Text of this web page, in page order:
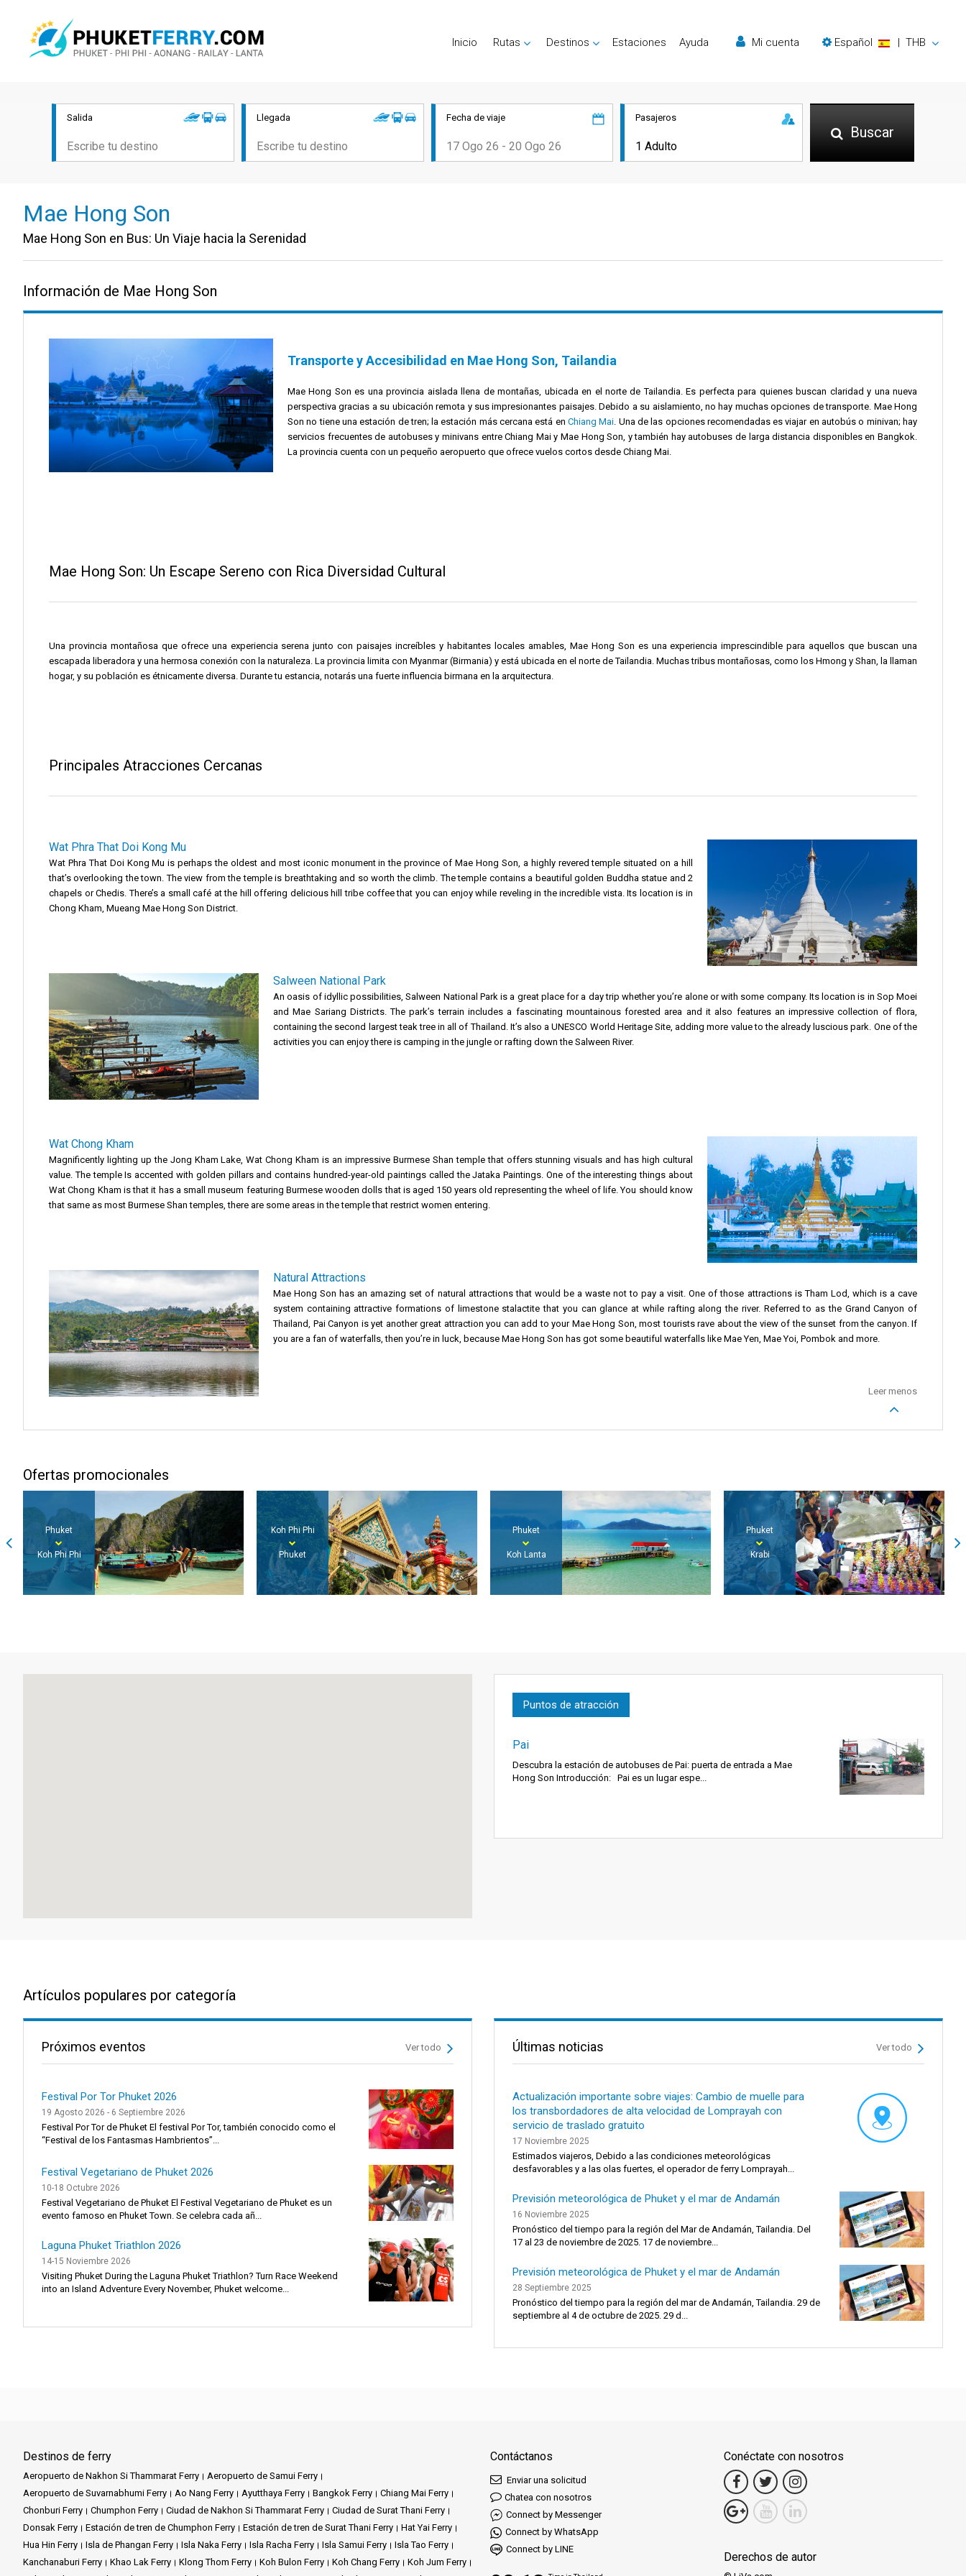
Inicio Rutas Destinos Estaciones Ayuda Mi cuenta Español | THB
Salida Llegada Fecha de viaje Pasajeros
Buscar
Mae Hong Son
Mae Hong Son en Bus: Un Viaje hacia la Serenidad
Información de Mae Hong Son
Transporte y Accesibilidad en Mae Hong Son, Tailandia
Mae Hong Son es una provincia aislada llena de montañas, ubicada en el norte de Tailandia. Es perfecta para quienes buscan claridad y una nueva
perspectiva gracias a su ubicación remota y sus impresionantes paisajes. Debido a su aislamiento, no hay muchas opciones de transporte. Mae Hong
Son no tiene una estación de tren; la estación más cercana está en Chiang Mai. Una de las opciones recomendadas es viajar en autobús o minivan; hay
servicios frecuentes de autobuses y minivans entre Chiang Mai y Mae Hong Son, y también hay autobuses de larga distancia disponibles en Bangkok.
La provincia cuenta con un pequeño aeropuerto que ofrece vuelos cortos desde Chiang Mai.
Mae Hong Son: Un Escape Sereno con Rica Diversidad Cultural
Una provincia montañosa que ofrece una experiencia serena junto con paisajes increíbles y habitantes locales amables, Mae Hong Son es una experiencia imprescindible para aquellos que buscan una
escapada liberadora y una hermosa conexión con la naturaleza. La provincia limita con Myanmar (Birmania) y está ubicada en el norte de Tailandia. Muchas tribus montañosas, como los Hmong y Shan, la llaman
hogar, y su población es étnicamente diversa. Durante tu estancia, notarás una fuerte influencia birmana en la arquitectura.
Principales Atracciones Cercanas
Wat Phra That Doi Kong Mu
Wat Phra That Doi Kong Mu is perhaps the oldest and most iconic monument in the province of Mae Hong Son, a highly revered temple situated on a hill
that’s overlooking the town. The view from the temple is breathtaking and so worth the climb. The temple contains a beautiful golden Buddha statue and 2
chapels or Chedis. There’s a small café at the hill offering delicious hill tribe coffee that you can enjoy while reveling in the incredible vista. Its location is in
Chong Kham, Mueang Mae Hong Son District.
Salween National Park
An oasis of idyllic possibilities, Salween National Park is a great place for a day trip whether you’re alone or with some company. Its location is in Sop Moei
and Mae Sariang Districts. The park’s terrain includes a fascinating mountainous forested area and it also features an impressive collection of flora,
containing the second largest teak tree in all of Thailand. It’s also a UNESCO World Heritage Site, adding more value to the already luscious park. One of the
activities you can enjoy there is camping in the jungle or rafting down the Salween River.
Wat Chong Kham
Magnificently lighting up the Jong Kham Lake, Wat Chong Kham is an impressive Burmese Shan temple that offers stunning visuals and has high cultural
value. The temple Is accented with golden pillars and contains hundred-year-old paintings called the Jataka Paintings. One of the interesting things about
Wat Chong Kham is that it has a small museum featuring Burmese wooden dolls that is aged 150 years old representing the wheel of life. You should know
that same as most Burmese Shan temples, there are some areas in the temple that restrict women entering.
Natural Attractions
Mae Hong Son has an amazing set of natural attractions that would be a waste not to pay a visit. One of those attractions is Tham Lod, which is a cave
system containing attractive formations of limestone stalactite that you can glance at while rafting along the river. Referred to as the Grand Canyon of
Thailand, Pai Canyon is yet another great attraction you can add to your Mae Hong Son, most tourists rave about the view of the sunset from the canyon. If
you are a fan of waterfalls, then you’re in luck, because Mae Hong Son has got some beautiful waterfalls like Mae Yen, Mae Yoi, Pombok and more.
Leer menos
Ofertas promocionales
Koh Phi Phi
Phuket
Phuket
Koh Lanta
Phuket
Krabi
Phuket
Koh Lipe
Puntos de atracción
Pai
Descubra la estación de autobuses de Pai: puerta de entrada a Mae
Hong Son Introducción: Pai es un lugar espe...
Artículos populares por categoría
Próximos eventos Ver todo
Festival Por Tor Phuket 2026
19 Agosto 2026 - 6 Septiembre 2026
Festival Por Tor de Phuket El festival Por Tor, también conocido como el
“Festival de los Fantasmas Hambrientos”...
Festival Vegetariano de Phuket 2026
10-18 Octubre 2026
Festival Vegetariano de Phuket El Festival Vegetariano de Phuket es un
evento famoso en Phuket Town. Se celebra cada añ...
Laguna Phuket Triathlon 2026
14-15 Noviembre 2026
Visiting Phuket During the Laguna Phuket Triathlon? Turn Race Weekend
into an Island Adventure Every November, Phuket welcome...
Últimas noticias Ver todo
Actualización importante sobre viajes: Cambio de muelle para
los transbordadores de alta velocidad de Lomprayah con
servicio de traslado gratuito
17 Noviembre 2025
Estimados viajeros, Debido a las condiciones meteorológicas
desfavorables y a las olas fuertes, el operador de ferry Lomprayah...
Previsión meteorológica de Phuket y el mar de Andamán
16 Noviembre 2025
Pronóstico del tiempo para la región del Mar de Andamán, Tailandia. Del
17 al 23 de noviembre de 2025. 17 de noviembre...
Previsión meteorológica de Phuket y el mar de Andamán
28 Septiembre 2025
Pronóstico del tiempo para la región del mar de Andamán, Tailandia. 29 de
septiembre al 4 de octubre de 2025. 29 d...
Destinos de ferry
Aeropuerto de Nakhon Si Thammarat Ferry
Aeropuerto de Samui Ferry
Aeropuerto de Suvarnabhumi Ferry
Ao Nang Ferry Ayutthaya Ferry Bangkok Ferry
Chiang Mai Ferry
Chonburi Ferry
Chumphon Ferry Ciudad de Nakhon Si Thammarat Ferry
Ciudad de Surat Thani Ferry
Donsak Ferry
Estación de tren de Chumphon Ferry Estación de tren de Surat Thani Ferry
Hat Yai Ferry
Hua Hin Ferry
Isla de Phangan Ferry Isla Naka Ferry Isla Racha Ferry Isla Samui Ferry
Isla Tao Ferry
Kanchanaburi Ferry
Khao Lak Ferry Klong Thom Ferry Koh Bulon Ferry Koh Chang Ferry
Koh Jum Ferry
Contáctanos
Enviar una solicitud
Chatea con nosotros
Connect by Messenger
Connect by WhatsApp
Connect by LINE
Conéctate con nosotros
Derechos de autor